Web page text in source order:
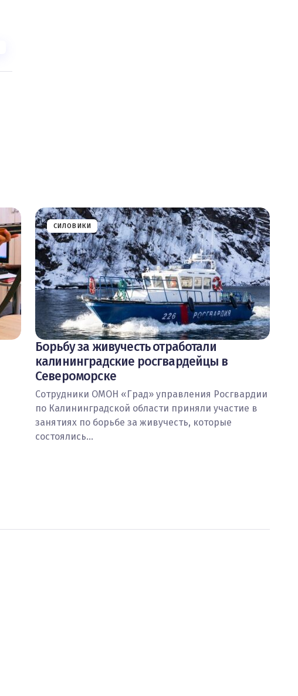
СИЛОВИКИ
Борьбу за живучесть отработали
калининградские росгвардейцы в
Североморске
Сотрудники ОМОН «Град» управления Росгвардии
по Калининградской области приняли участие в
занятиях по борьбе за живучесть, которые
состоялись…